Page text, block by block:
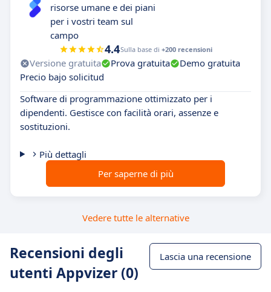
risorse umane e dei piani
per i vostri team sul
campo
4.4Sulla base di +200 recensioni
Versione gratuita Prova gratuita
Demo gratuita
Precio bajo solicitud
Software di programmazione ottimizzato per i
dipendenti. Gestisce con facilità orari, assenze e
sostituzioni.
Più dettagli
Per saperne di più
Vedere tutte le alternative
Recensioni degli
utenti Appvizer (0)
Lascia una recensione